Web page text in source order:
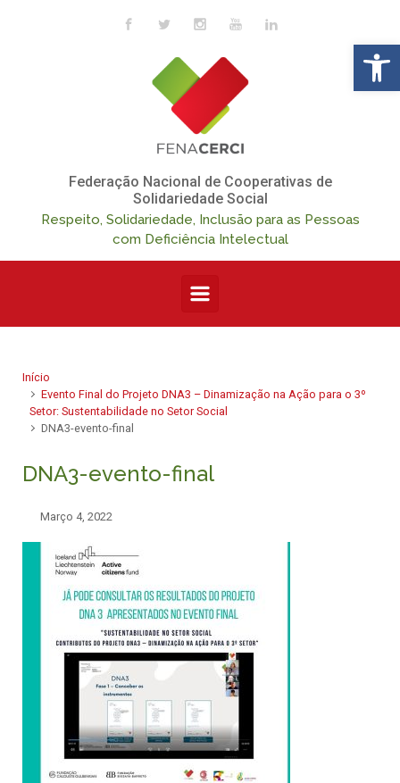
Skip to main content
Federação Nacional de Cooperativas de
Solidariedade Social
Respeito, Solidariedade, Inclusão para as Pessoas
com Deficiência Intelectual
Início
Evento Final do Projeto DNA3 – Dinamização na Ação para o 3º
Setor: Sustentabilidade no Setor Social
DNA3-evento-final
DNA3-evento-final
Março 4, 2022